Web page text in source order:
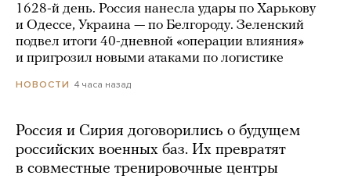
1628-й день. Россия нанесла удары по Харькову
и Одессе, Украина — по Белгороду. Зеленский
подвел итоги 40-дневной «операции влияния»
и пригрозил новыми атаками по логистике
НОВОСТИ 4 часа назад
Россия и Сирия договорились о будущем
российских военных баз. Их превратят
в совместные тренировочные центры